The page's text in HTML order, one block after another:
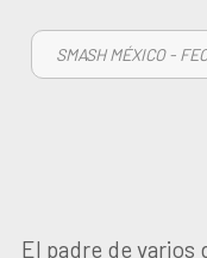
SMASH MÉXICO -
El padre de varios